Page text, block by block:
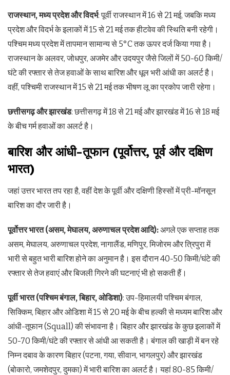
राजस्थान, मध्य प्रदेश और विदर्भ: पूर्वी राजस्थान में 16 से 21 मई, जबकि मध्य
प्रदेश और विदर्भ के इलाकों में 15 से 21 मई तक हीटवेव की स्थिति बनी रहेगी।
पश्चिम मध्य प्रदेश में तापमान सामान्य से 5°C तक ऊपर दर्ज किया गया है।
राजस्थान के अलवर, जोधपुर, अजमेर और उदयपुर जैसे जिलों में 50-60 किमी/
घंटे की रफ्तार से तेज हवाओं के साथ बारिश और धूल भरी आंधी का अलर्ट है।
वहीं, पश्चिमी राजस्थान में 15 से 21 मई तक भीषण लू का प्रकोप जारी रहेगा।
छत्तीसगढ़ और झारखंड: छत्तीसगढ़ में 18 से 21 मई और झारखंड में 16 से 18 मई
के बीच गर्म हवाओं का अलर्ट है।
बारिश और आंधी-तूफान (पूर्वोत्तर, पूर्व और दक्षिण
भारत)
जहां उत्तर भारत तप रहा है, वहीं देश के पूर्वी और दक्षिणी हिस्सों में प्री-मॉनसून
बारिश का दौर जारी है।
पूर्वोत्तर भारत (असम, मेघालय, अरुणाचल प्रदेश आदि):अगले एक सप्ताह तक
असम, मेघालय, अरुणाचल प्रदेश, नागालैंड, मणिपुर, मिजोरम और त्रिपुरा में
भारी से बहुत भारी बारिश होने का अनुमान है। इस दौरान 40-50 किमी/घंटे की
रफ्तार से तेज हवाएं और बिजली गिरने की घटनाएं भी हो सकती हैं।
पूर्वी भारत (पश्चिम बंगाल, बिहार, ओडिशा): उप-हिमालयी पश्चिम बंगाल,
सिक्किम, बिहार और ओडिशा में 15 से 20 मई के बीच हल्की से मध्यम बारिश और
आंधी-तूफान (Squall) की संभावना है। बिहार और झारखंड के कुछ इलाकों में
50-70 किमी/घंटे की रफ्तार से आंधी आ सकती है। बंगाल की खाड़ी में बन रहे
निम्न दबाव के कारण बिहार (पटना, गया, सीवान, भागलपुर) और झारखंड
(बोकारो, जमशेदपुर, दुमका) में भारी बारिश का अलर्ट है। यहां 80-85 किमी/